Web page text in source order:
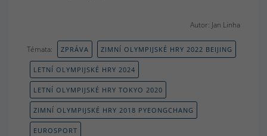
Autor: Jan Linha
Témata: ZPRÁVA ZIMNÍ OLYMPIJSKÉ HRY 2022 BEIJING
LETNÍ OLYMPIJSKÉ HRY 2024
LETNÍ OLYMPIJSKÉ HRY TOKYO 2020
ZIMNÍ OLYMPIJSKÉ HRY 2018 PYEONGCHANG
EUROSPORT